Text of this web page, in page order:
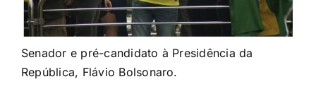
Senador e pré-candidato à Presidência da
República, Flávio Bolsonaro.